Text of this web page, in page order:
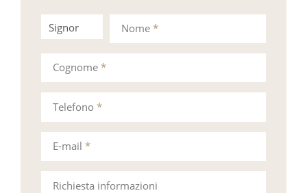
Signor Signora
Nome *
Telefono *
Richiesta informazioni
Cognome *
E-mail *